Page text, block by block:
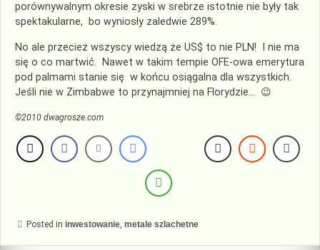
porównywalnym okresie zyski w srebrze istotnie nie były tak
spektakularne, bo wyniosły zaledwie 289%.
No ale przecież wszyscy wiedzą że US$ to nie PLN! I nie ma
się o co martwić. Nawet w takim tempie OFE-owa emerytura
pod palmami stanie się w końcu osiągalna dla wszystkich.
Jeśli nie w Zimbabwe to przynajmniej na Florydzie… 😉
©2010 dwagrosze.com
Posted in inwestowanie, metale szlachetne